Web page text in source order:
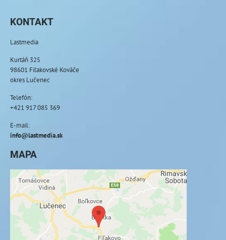
KONTAKT
Lastmedia
Kurtáň 325
98601 Fiľakovské Kováče
okres Lučenec
Telefón:
+421 917 085 369
E-mail:
info@lastmedia.sk
MAPA
Externý obsah je blokovaný Voľbami
súkromia
Prajete si načítať externý obsah?